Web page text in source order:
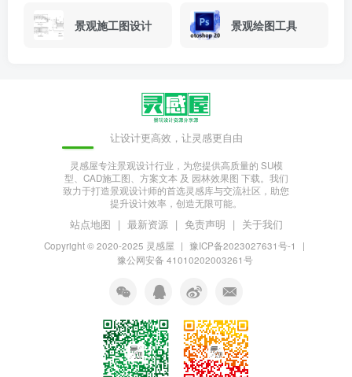
景观施工图设计 景观绘图工具
让设计更高效，让灵感更自由
灵感屋专注景观设计行业，为您提供高质量的 SU模
型、CAD施工图、方案文本 及 园林效果图 下载。我们
致力于打造景观设计师的首选灵感库与交流社区，助您
提升设计效率，创造无限可能。
站点地图 | 最新资源 | 免责声明 | 关于我们
Copyright © 2020-2025 灵感屋 | 豫ICP备2023027631号-1
|
豫公网安备 41010202003261号